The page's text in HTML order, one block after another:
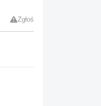
Zgłoś